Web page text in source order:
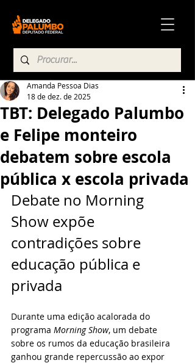
TBT: Delegado Palumbo
e Felipe monteiro
debatem sobre escola
pública x escola privada
Amanda Pessoa Dias
18 de dez. de 2025
Debate no Morning
Show expõe
contradições sobre
educação pública e
privada
Durante uma edição acalorada do
programa Morning Show, um debate
sobre os rumos da educação brasileira
ganhou grande repercussão ao expor